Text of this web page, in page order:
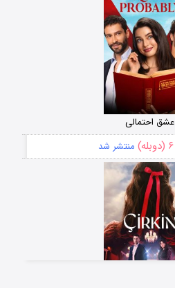
عشق احتمالی
۶ (دوبله) منتشر شد